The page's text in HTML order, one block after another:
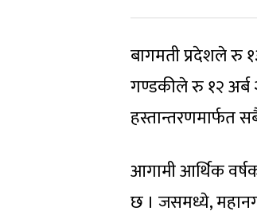
बागमती प्रदेशले रु
गण्डकीले रु १२ अर्ब
हस्तान्तरणमार्फत
आगामी आर्थिक
छ । जसमध्ये,